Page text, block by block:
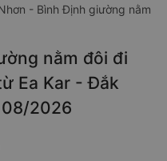
- Bình Định giường nằm
nằm đôi đi
Ea Kar - Đắk
2026